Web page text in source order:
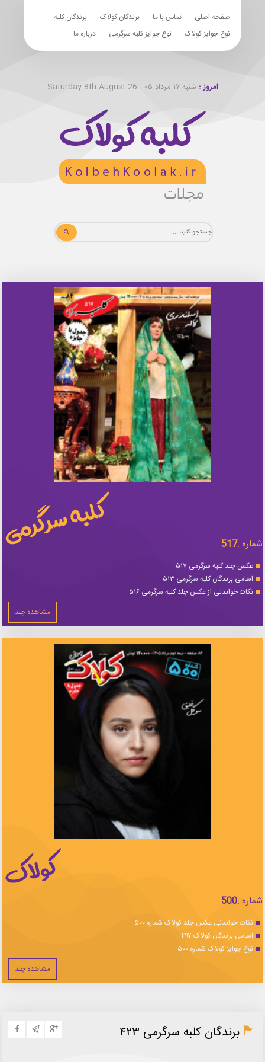
صفحه اصلی تماس با ما برندگان کولاک
برندگان کلبه
نوع جوایز کولاک
نوع جوایز کلبه سرگرمی درباره ما
امروز : شنبه ۱۷ مرداد ۰۵ - Saturday 8th August 26
شماره :517
عکس جلد کلبه سرگرمی ۵۱۷
اسامی برندگان کلبه سرگرمی ۵۱۳
نکات خواندنی از عکس جلد کلبه سرگرمی ۵۱۶
مشاهده جلد
شماره :500
نکات خواندنی عکس جلد کولاک شماره ۵۰۰
اسامی برندگان کولاک ۴۹۷
نوع جوایز کولاک شماره ۵۰۰
مشاهده جلد
برندگان کلبه سرگرمی ۴۲۳